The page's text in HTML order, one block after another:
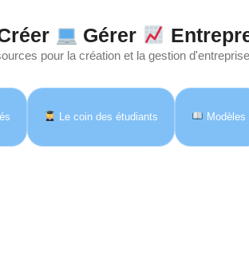
Gérer
pour la création et la gestion
Le coin des étudiants Modèles